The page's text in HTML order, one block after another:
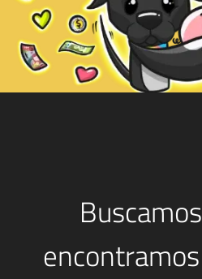
Buscamos
encontramos